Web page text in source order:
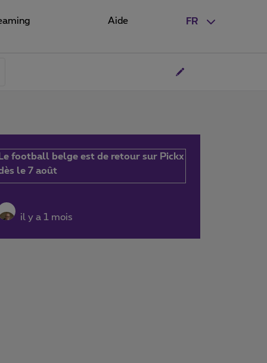
FR
Aide
football belge est de retour sur Pickx
le 7 août
il y a 1 mois